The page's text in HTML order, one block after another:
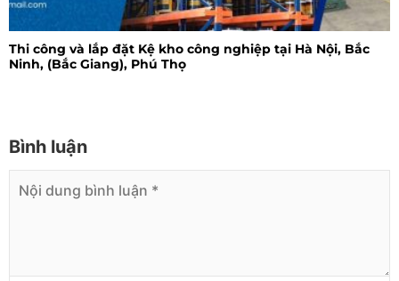
Thi công và lắp đặt Kệ kho công nghiệp tại Hà Nội, Bắc
Ninh, (Bắc Giang), Phú Thọ
Bình luận